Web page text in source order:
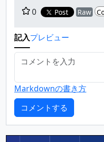
0
Post Raw
記入プレビュー
Markdownの書き方